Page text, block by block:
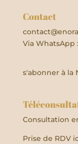
Contact
Via WhatsApp
s'abonner à la
Consultation
Prise de RDV